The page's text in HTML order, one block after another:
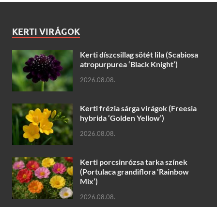
KERTI VIRÁGOK
Kerti díszcsillag sötét lila (Scabiosa
atropurpurea ‘Black Knight’)
2026.08.08.
Kerti frézia sárga virágok (Freesia
hybrida ‘Golden Yellow’)
2026.08.08.
Kerti porcsinrózsa tarka színek
(Portulaca grandiflora ‘Rainbow
Mix’)
2026.08.08.